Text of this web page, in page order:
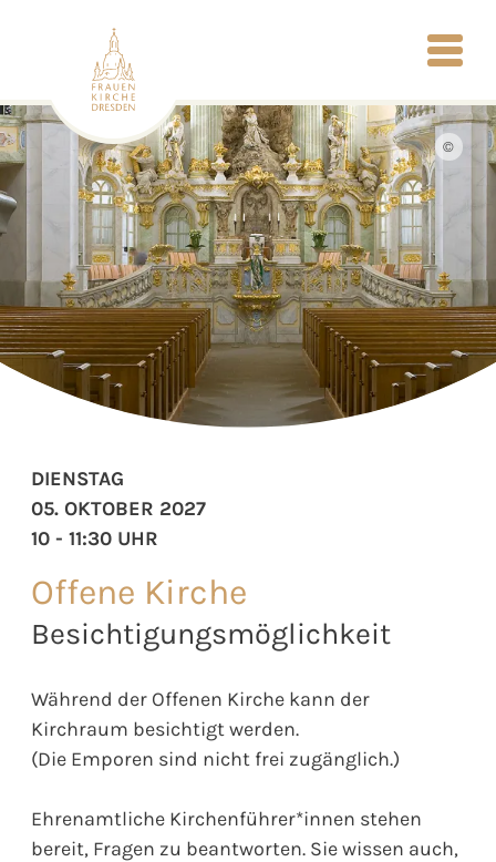
©
Offene Kirche
Besichtigungsmöglichkeit
Während der Offenen Kirche kann der
Kirchraum besichtigt werden.
(Die Emporen sind nicht frei zugänglich.)
Ehrenamtliche Kirchenführer*innen stehen
bereit, Fragen zu beantworten. Sie wissen auch,
DIENSTAG
05. OKTOBER 2027
10 - 11:30 UHR